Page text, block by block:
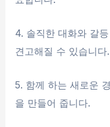
4. 솔직한 대화와 갈
견고해질 수 있습니다.
5. 함께 하는 새로운
을 만들어 줍니다.